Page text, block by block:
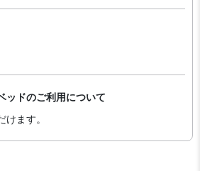
ッドのご利用について
けます。